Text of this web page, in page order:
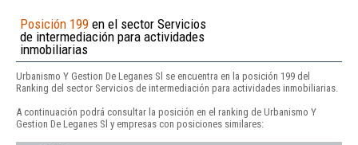
Posición 199 en el sector Servicios
de intermediación para actividades
inmobiliarias
Urbanismo Y Gestion De Leganes Sl se encuentra en la posición 199 del
Ranking del sector Servicios de intermediación para actividades inmobiliarias.
A continuación podrá consultar la posición en el ranking de Urbanismo Y
Gestion De Leganes Sl y empresas con posiciones similares: